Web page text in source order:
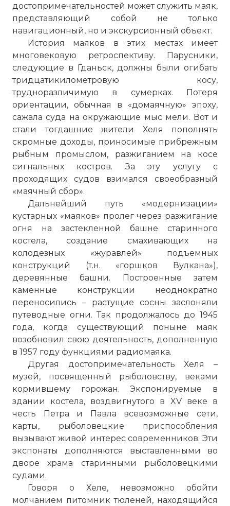
достопримечательностей может служить маяк,
представляющий собой не только
навигационный, но и экскурсионный объект.
История маяков в этих местах имеет
многовековую ретроспективу. Парусники,
следующие в Гданьск, должны были огибать
тридцатикилометровую косу,
трудноразличимую в сумерках. Потеря
ориентации, обычная в «домаячную» эпоху,
сажала суда на окружающие мыс мели. Вот и
стали тогдашние жители Хеля пополнять
скромные доходы, приносимые прибрежным
рыбным промыслом, разжиганием на косе
сигнальных костров. За эту услугу с
проходящих судов взимался своеобразный
«маячный сбор».
Дальнейший путь «модернизации»
кустарных «маяков» пролег через разжигание
огня на застекленной башне старинного
костела, создание смахивающих на
колодезных «журавлей» подъемных
конструкций (т.н. «горшков Вулкана»),
деревянные башни. Построенные затем
каменные конструкции неоднократно
переносились – растущие сосны заслоняли
путеводные огни. Так продолжалось до 1945
года, когда существующий поныне маяк
возобновил свою деятельность, дополненную
в 1957 году функциями радиомаяка.
Другая достопримечательность Хеля –
музей, посвященный рыболовству, веками
кормившему горожан. Экспонируемые в
здании костела, воздвигнутого в XV веке в
честь Петра и Павла всевозможные сети,
карты, рыболовецкие приспособления
вызывают живой интерес современников. Эти
экспонаты дополняются выставленными во
дворе храма старинными рыболовецкими
судами.
Говоря о Хеле, невозможно обойти
молчанием питомник тюленей, находящийся